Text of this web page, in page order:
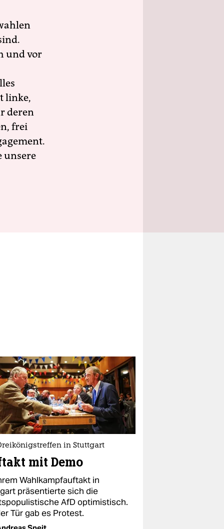
und vor
linke,
deren
frei
unsere
in Stuttgart
mit Demo
Wahlkampfauftakt in
präsentierte sich die
AfD optimistisch.
Tür gab es Protest.